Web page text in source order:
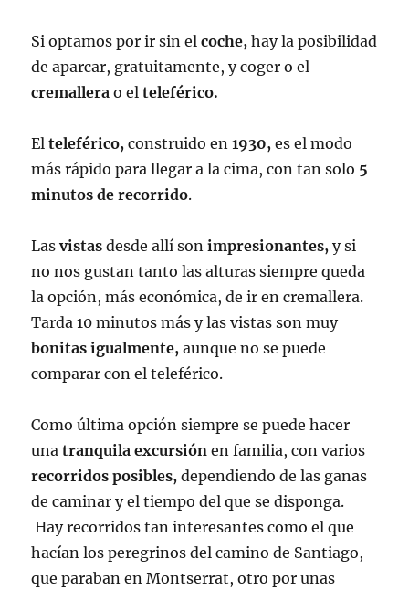
Si optamos por ir sin elcoche, hay la posibilidad
de aparcar, gratuitamente, y coger o el
cremallera o elteleférico.
Elteleférico, construido en1930, es el modo
más rápido para llegar a la cima, con tan solo 5
minutos de recorrido.
Lasvistas desde allí sonimpresionantes, y si
no nos gustan tanto las alturas siempre queda
la opción, más económica, de ir en cremallera.
Tarda 10 minutos más y las vistas son muy
bonitas igualmente, aunque no se puede
comparar con el teleférico.
Como última opción siempre se puede hacer
unatranquila excursión en familia, con varios
recorridos posibles, dependiendo de las ganas
de caminar y el tiempo del que se disponga.
Hay recorridos tan interesantes como el que
hacían los peregrinos del camino de Santiago,
que paraban en Montserrat, otro por unas